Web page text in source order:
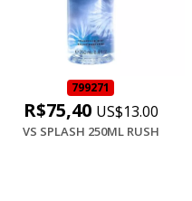
799271
R$75,40 US$13.00
VS SPLASH 250ML RUSH